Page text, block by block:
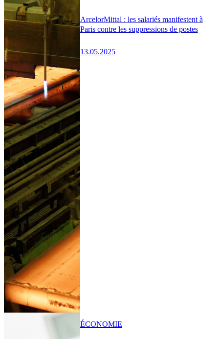
ArcelorMittal : les salariés manifestent à
Paris contre les suppressions de postes
13.05.2025
ÉCONOMIE